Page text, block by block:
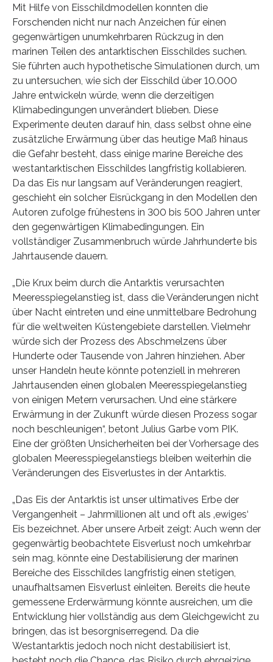
Mit Hilfe von Eisschildmodellen konnten die
Forschenden nicht nur nach Anzeichen für einen
gegenwärtigen unumkehrbaren Rückzug in den
marinen Teilen des antarktischen Eisschildes suchen.
Sie führten auch hypothetische Simulationen durch, um
zu untersuchen, wie sich der Eisschild über 10.000
Jahre entwickeln würde, wenn die derzeitigen
Klimabedingungen unverändert blieben. Diese
Experimente deuten darauf hin, dass selbst ohne eine
zusätzliche Erwärmung über das heutige Maß hinaus
die Gefahr besteht, dass einige marine Bereiche des
westantarktischen Eisschildes langfristig kollabieren.
Da das Eis nur langsam auf Veränderungen reagiert,
geschieht ein solcher Eisrückgang in den Modellen den
Autoren zufolge frühestens in 300 bis 500 Jahren unter
den gegenwärtigen Klimabedingungen. Ein
vollständiger Zusammenbruch würde Jahrhunderte bis
Jahrtausende dauern.
„Die Krux beim durch die Antarktis verursachten
Meeresspiegelanstieg ist, dass die Veränderungen nicht
über Nacht eintreten und eine unmittelbare Bedrohung
für die weltweiten Küstengebiete darstellen. Vielmehr
würde sich der Prozess des Abschmelzens über
Hunderte oder Tausende von Jahren hinziehen. Aber
unser Handeln heute könnte potenziell in mehreren
Jahrtausenden einen globalen Meeresspiegelanstieg
von einigen Metern verursachen. Und eine stärkere
Erwärmung in der Zukunft würde diesen Prozess sogar
noch beschleunigen“, betont Julius Garbe vom PIK.
Eine der größten Unsicherheiten bei der Vorhersage des
globalen Meeresspiegelanstiegs bleiben weiterhin die
Veränderungen des Eisverlustes in der Antarktis.
„Das Eis der Antarktis ist unser ultimatives Erbe der
Vergangenheit – Jahrmillionen alt und oft als ‚ewiges‘
Eis bezeichnet. Aber unsere Arbeit zeigt: Auch wenn der
gegenwärtig beobachtete Eisverlust noch umkehrbar
sein mag, könnte eine Destabilisierung der marinen
Bereiche des Eisschildes langfristig einen stetigen,
unaufhaltsamen Eisverlust einleiten. Bereits die heute
gemessene Erderwärmung könnte ausreichen, um die
Entwicklung hier vollständig aus dem Gleichgewicht zu
bringen, das ist besorgniserregend. Da die
Westantarktis jedoch noch nicht destabilisiert ist,